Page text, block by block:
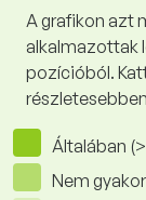
A grafikon azt
alkalmazottak
pozícióból.
Általában
Nem